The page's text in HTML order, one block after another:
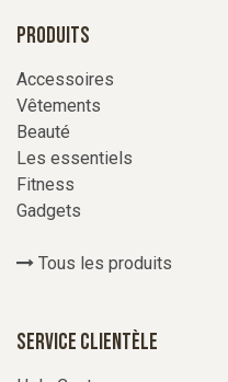
Produits
Accessoires
Vêtements
Beauté
Les essentiels
Fitness
Gadgets
Tous les produits
Service Clientèle